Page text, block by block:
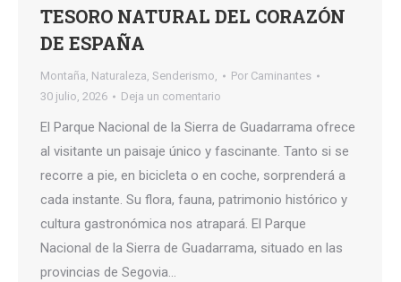
TESORO NATURAL DEL CORAZÓN
DE ESPAÑA
Montaña, Naturaleza, Senderismo, Por Caminantes
30 julio, 2026
Deja un comentario
El Parque Nacional de la Sierra de Guadarrama ofrece
al visitante un paisaje único y fascinante. Tanto si se
recorre a pie, en bicicleta o en coche, sorprenderá a
cada instante. Su flora, fauna, patrimonio histórico y
cultura gastronómica nos atrapará. El Parque
Nacional de la Sierra de Guadarrama, situado en las
provincias de Segovia…